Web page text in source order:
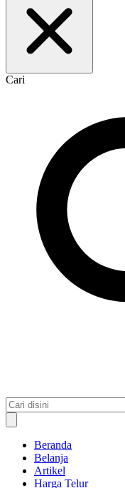
Cari
Beranda
Belanja
Artikel
Harga Telur